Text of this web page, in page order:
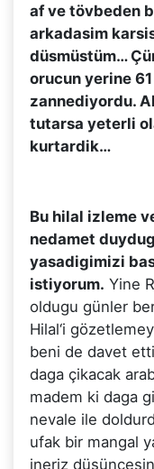
af ve tövbeden
arkadasim
düsmüstüm…
orucun yerine
zannediyordu.
tutarsa yeterli
kurtardik…
Bu hilal izleme
nedamet
yasadigimizi
istiyorum. Yine
oldugu günler
Hilal‘i
beni de davet
daga çikacak
madem ki daga
nevale ile
ufak bir mangal
ineriz